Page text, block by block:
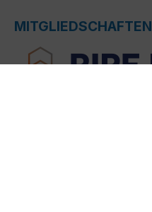
MITGLIEDSCHAFTEN